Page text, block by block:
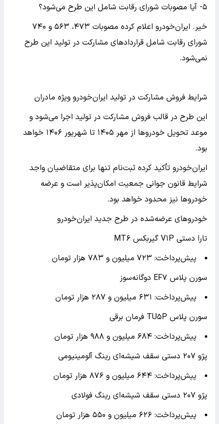
۵- آیا مصوبات شورای رقابت شامل این طرح می‌شود؟
خیر. ایران‌خودرو اعلام کرده مصوبات ۴۷۳، ۵۶۳ و ۷۴۰
شورای رقابت شامل قراردادهای مشارکت در تولید این طرح
نمی‌شود.
شرایط فروش مشارکت در تولید ایران‌خودرو ویژه مادران
این طرح در قالب فروش مشارکت در تولید اجرا می‌شود و
موعد تحویل خودروها از مهر ۱۴۰۵ تا شهریور ۱۴۰۶ خواهد
بود.
ایران‌خودرو تأکید کرده ثبت‌نام تنها برای متقاضیان واجد
شرایط قانون جوانی جمعیت امکان‌پذیر است و عرضه
خودروها نیز محدود خواهد بود.
خودروهای عرضه‌شده در طرح جدید ایران‌خودرو
تارا دستی V۱P گیربکس MT۶
پیش‌پرداخت: ۷۲۳ میلیون و ۷۸۳ هزار تومان
سورن پلاس EF۷ دوگانه‌سوز
پیش‌پرداخت: ۶۳۱ میلیون و ۲۸۷ هزار تومان
سورن پلاس TU۵P فرمان برقی
پیش‌پرداخت: ۶۸۴ میلیون و ۹۸۸ هزار تومان
پژو ۲۰۷ دستی سقف شیشه‌ای رینگ آلومینیومی
پیش‌پرداخت: ۶۴۴ میلیون و ۸۷۶ هزار تومان
پژو ۲۰۷ دستی سقف شیشه‌ای رینگ فولادی
پیش‌پرداخت: ۶۲۶ میلیون و ۵۵۰ هزار تومان